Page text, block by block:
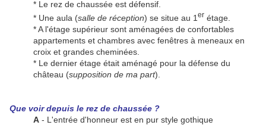
* Le rez de chaussée est défensif.
* Une aula (salle de réception) se situe au 1 er étage.
* A l'étage supérieur sont aménagées de confortables
appartements et chambres avec fenêtres à meneaux en
croix et grandes cheminées.
* Le dernier étage était aménagé pour la défense du
château (supposition de ma part).
Que voir depuis le rez de chaussée ?
A - L'entrée d'honneur est en pur style gothique